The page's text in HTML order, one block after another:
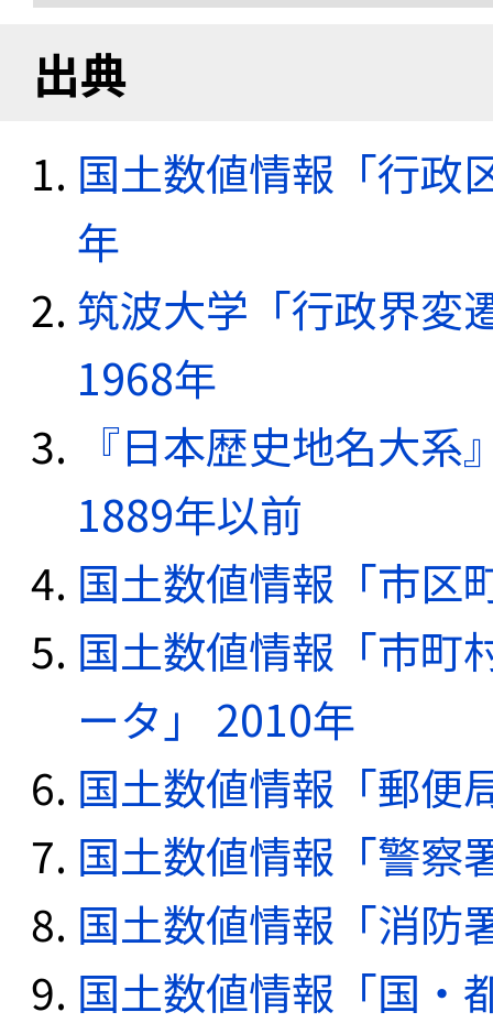
出典
国土数値情報「行政
年
筑波大学「行政界変
1968年
『日本歴史地名大
1889年以前
国土数値情報「市区
国土数値情報「市町
ータ」 2010年
国土数値情報「郵便
国土数値情報「警察
国土数値情報「消防
国土数値情報「国・